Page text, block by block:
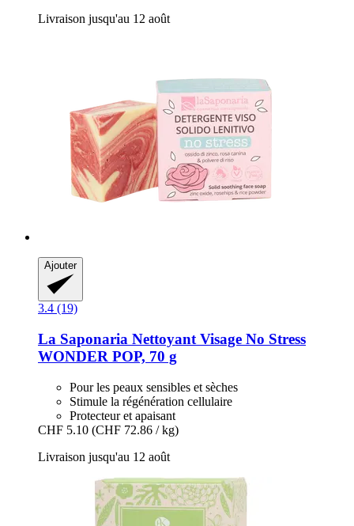
Livraison jusqu'au 12 août
Ajouter
3.4 (19)
La Saponaria Nettoyant Visage No Stress
WONDER POP, 70 g
Pour les peaux sensibles et sèches
Stimule la régénération cellulaire
Protecteur et apaisant
CHF 5.10 (CHF 72.86 / kg)
Livraison jusqu'au 12 août